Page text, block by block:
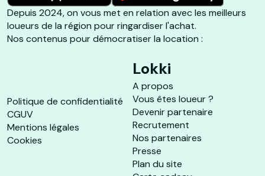
Depuis 2024, on vous met en relation avec les meilleurs
loueurs de la région pour ringardiser l'achat.
Nos contenus pour démocratiser la location :
Politique de confidentialité
CGUV
Mentions légales
Cookies
Lokki
A propos
Vous êtes loueur ?
Devenir partenaire
Recrutement
Nos partenaires
Presse
Plan du site